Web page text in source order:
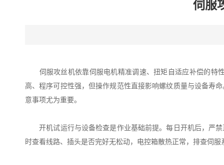
伺服
伺服攻丝机依靠伺服电机精准调速、扭矩自适应补偿的特性
高、程序可控性强，但操作规范性直接影响螺纹质量与设备寿
意事项尤为重要。
开机试运行与设备检查是作业基础前提。每日开机后，严禁
时查看线路、插头是否完好无松动，电控箱散热正常，排查伺